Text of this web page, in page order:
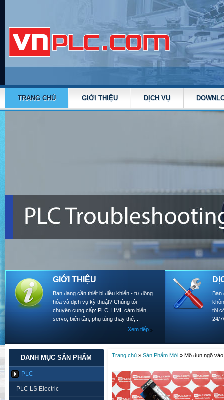
TRANG CHỦ GIỚI THIỆU DỊCH VỤ
GIỚI THIỆU
Bạn đang cần thiết bị điều khiển - tự động
hóa và dịch vụ kỹ thuật? Chúng tôi
chuyên cung cấp: PLC, HMI, cảm biến,
servo, biến tần, phụ tùng thay thế,...
Xem tiếp
Bạn
tôi
24/
DANH MỤC SẢN PHẨM
PLC
PLC LS Electric
Trang chủ » Sản Phẩm Mới » Mô đun ngõ